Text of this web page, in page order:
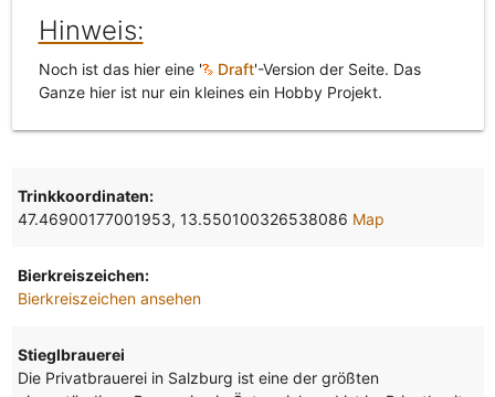
Hinweis:
Noch ist das hier eine ' Draft'-Version der Seite. Das
Ganze hier ist nur ein kleines ein Hobby Projekt.
Trinkkoordinaten:
47.46900177001953, 13.550100326538086 Map
Bierkreiszeichen:
Bierkreiszeichen ansehen
Stieglbrauerei
Die Privatbrauerei in Salzburg ist eine der größten